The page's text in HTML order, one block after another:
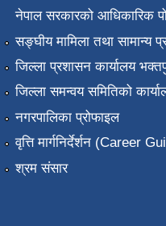
नेपाल सरकारको आधिकारिक
सङ्‍घीय मामिला तथा सामान्य
जिल्ला प्रशासन कार्यालय
जिल्ला समन्वय समितिको
नगरपालिका प्रोफाइल
वृत्ति मार्गनिर्देर्शन (Career
श्रम संसार